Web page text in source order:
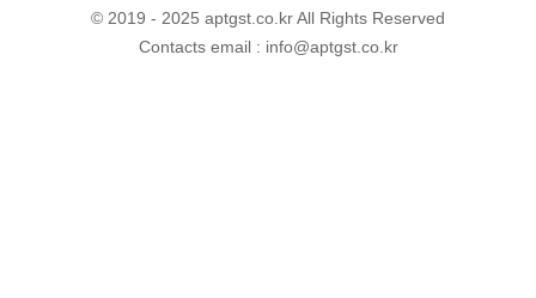
© 2019 - 2025 aptgst.co.kr All Rights Reserved
Contacts email : info@aptgst.co.kr